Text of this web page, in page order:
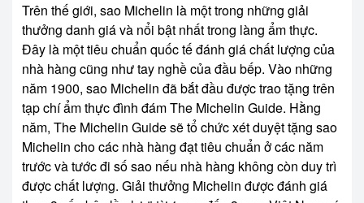
Trên thế giới, sao Michelin là một trong những giải
thưởng danh giá và nổi bật nhất trong làng ẩm thực.
Đây là một tiêu chuẩn quốc tế đánh giá chất lượng của
nhà hàng cũng như tay nghề của đầu bếp. Vào những
năm 1900, sao Michelin đã bắt đầu được trao tặng trên
tạp chí ẩm thực đình đám The Michelin Guide. Hằng
năm, The Michelin Guide sẽ tổ chức xét duyệt tặng sao
Michelin cho các nhà hàng đạt tiêu chuẩn ở các năm
trước và tước đi số sao nếu nhà hàng không còn duy trì
được chất lượng. Giải thưởng Michelin được đánh giá